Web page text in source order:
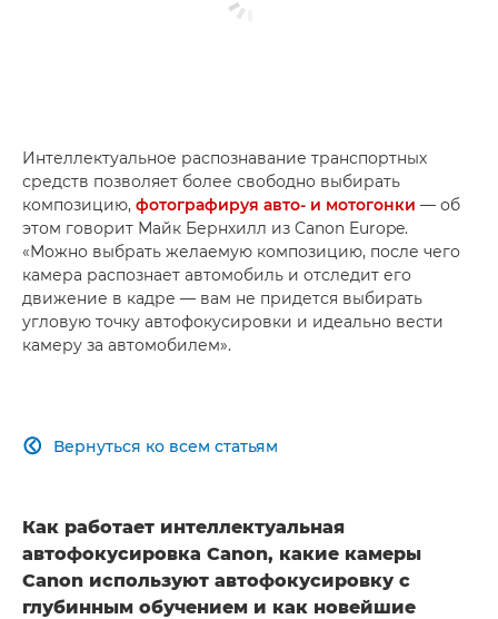
Интеллектуальное распознавание транспортных
средств позволяет более свободно выбирать
композицию, фотографируя авто- и мотогонки — об
этом говорит Майк Бернхилл из Canon Europe.
«Можно выбрать желаемую композицию, после чего
камера распознает автомобиль и отследит его
движение в кадре — вам не придется выбирать
угловую точку автофокусировки и идеально вести
камеру за автомобилем».
Вернуться ко всем статьям

Как работает интеллектуальная
автофокусировка Canon, какие камеры
Canon используют автофокусировку с
глубинным обучением и как новейшие